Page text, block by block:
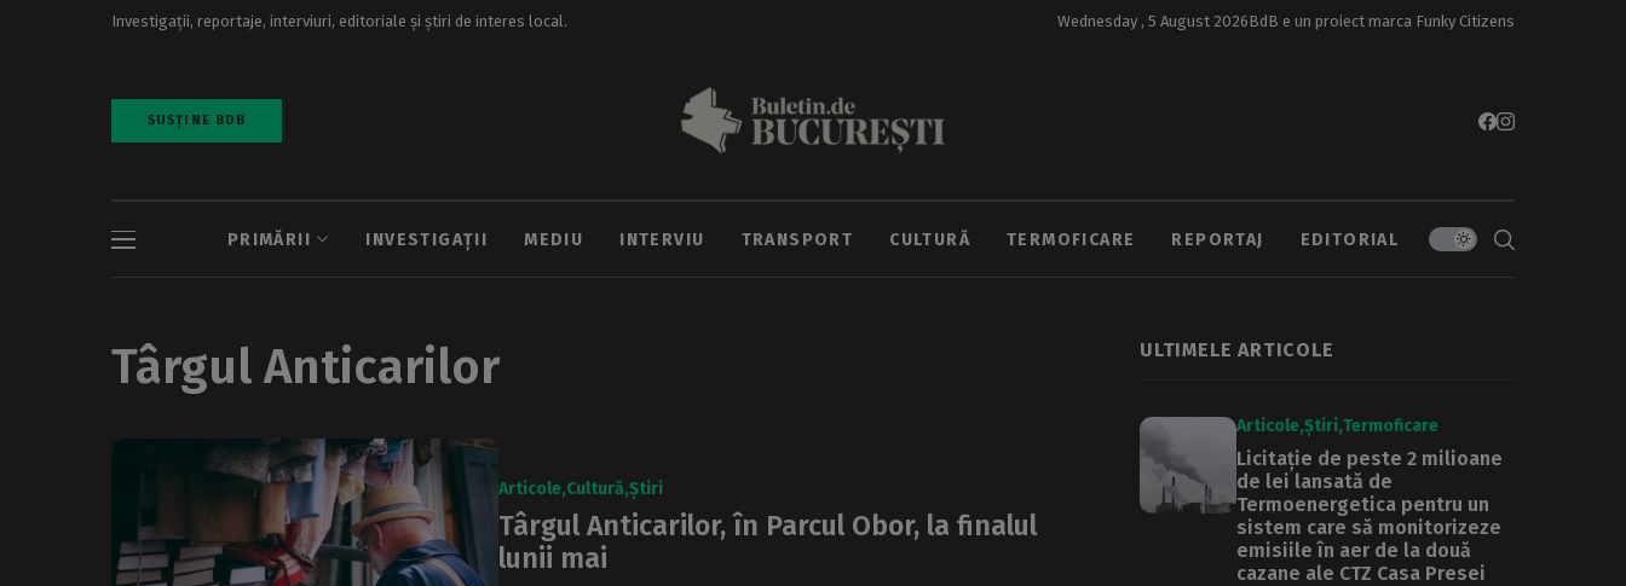
Investigații, reportaje, interviuri, editoriale și știri de interes local. Wednesday , 5 August 2026BdB e un proiect marca Funky Citizens
SUSȚINE BDB
PRIMĂRII INVESTIGAȚII MEDIU INTERVIU TRANSPORT CULTURĂ TERMOFICARE REPORTAJ EDITORIAL
Târgul Anticarilor
Articole Cultură Știri
Târgul Anticarilor, în Parcul Obor, la finalul
lunii mai
ULTIMELE ARTICOLE
Articole Știri Termoficare
Licitație de peste 2 milioane
de lei lansată de
Termoenergetica pentru un
sistem care să monitorizeze
emisiile în aer de la două
cazane ale CTZ Casa Presei